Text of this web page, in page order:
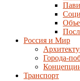
Россия и Мир
Города-
Транспорт